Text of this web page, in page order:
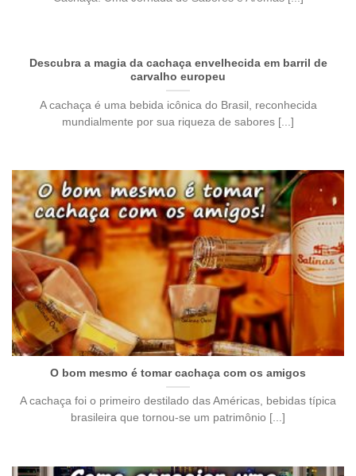
Descubra a magia da cachaça envelhecida em barril de
carvalho europeu
A cachaça é uma bebida icônica do Brasil, reconhecida
mundialmente por sua riqueza de sabores [...]
O bom mesmo é tomar cachaça com os amigos
A cachaça foi o primeiro destilado das Américas, bebidas típica
brasileira que tornou-se um patrimônio [...]